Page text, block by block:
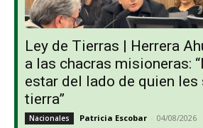
Ley de Tierras | Herrera
a las chacras misioneras:
estar del lado de quien les
tierra”
Nacionales Patricia Escobar - 04/08/2026